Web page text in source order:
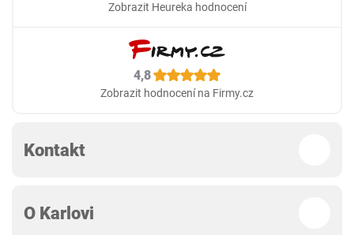
Zobrazit Heureka hodnocení
4,8
Zobrazit hodnocení na Firmy.cz
Kontakt
O Karlovi